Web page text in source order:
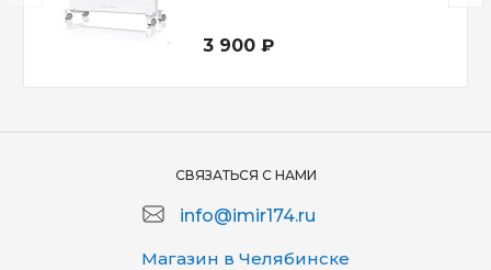
3 900 ₽
СВЯЗАТЬСЯ С НАМИ
info@imir174.ru
Магазин в Челябинске